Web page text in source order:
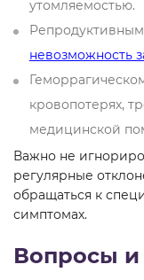
утомляемостью.
невозможность
кровопотерях,
медицинской
Важно не
регулярные
обращаться к
симптомах.
Вопросы и